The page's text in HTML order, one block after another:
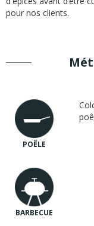
pour nos clients.
POÊLE
BARBECUE